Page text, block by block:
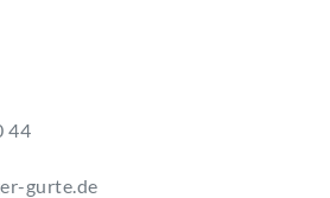
44
gurte.de